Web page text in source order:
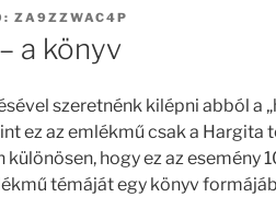
ZA9ZZWAC4P
a könyv
szeretnénk kilépni abból a
ez az emlékmű csak a Hargita
különösen, hogy ez az esemény
témáját egy könyv